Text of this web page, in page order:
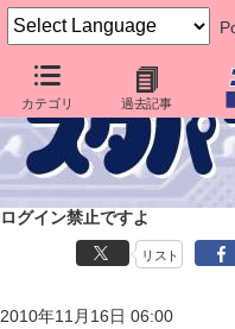
カテゴリ 過去記事
ログイン禁止ですよ
リスト
2010年11月16日 06:00